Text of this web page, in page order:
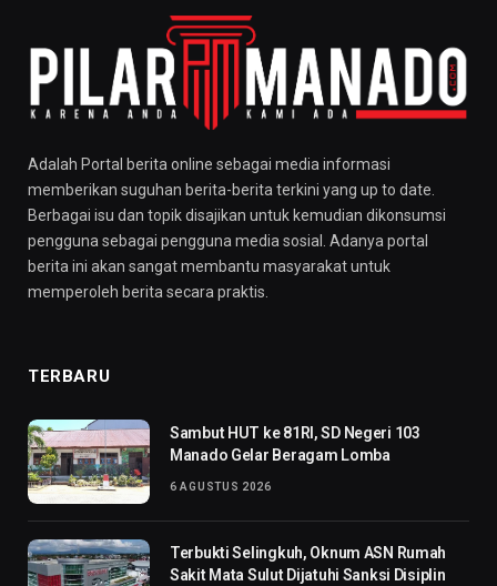
Adalah Portal berita online sebagai media informasi
memberikan suguhan berita-berita terkini yang up to date.
Berbagai isu dan topik disajikan untuk kemudian dikonsumsi
pengguna sebagai pengguna media sosial. Adanya portal
berita ini akan sangat membantu masyarakat untuk
memperoleh berita secara praktis.
TERBARU
Sambut HUT ke 81RI, SD Negeri 103
Manado Gelar Beragam Lomba
6 AGUSTUS 2026
Terbukti Selingkuh, Oknum ASN Rumah
Sakit Mata Sulut Dijatuhi Sanksi Disiplin